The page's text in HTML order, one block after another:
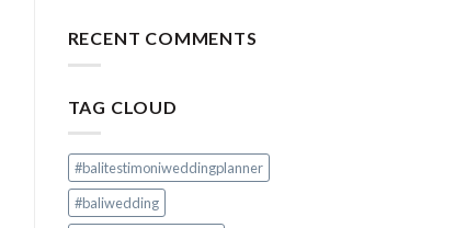
RECENT COMMENTS
TAG CLOUD
#balitestimoniweddingplanner
#baliwedding